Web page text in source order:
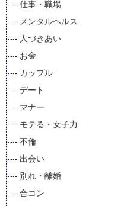
仕事・職場
メンタルヘルス
人づきあい
お金
カップル
デート
マナー
モテる・女子力
不倫
出会い
別れ・離婚
合コン